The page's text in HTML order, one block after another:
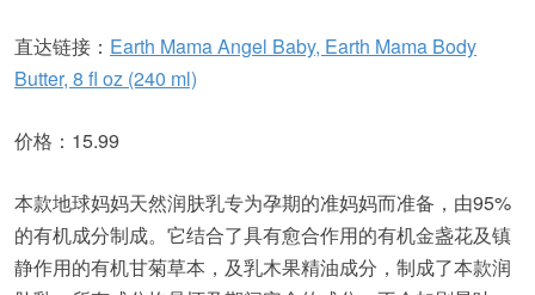
直达链接： Earth Mama Angel Baby, Earth Mama Body
Butter, 8 fl oz (240 ml)
价格：15.99
本款地球妈妈天然润肤乳专为孕期的准妈妈而准备，由95%
的有机成分制成。它结合了具有愈合作用的有机金盏花及镇
静作用的有机甘菊草本，及乳木果精油成分，制成了本款润